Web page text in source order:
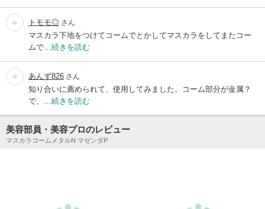
トモモ◎ さん
マスカラ下地をつけてコームでとかしてマスカラをしてまたコー
ムで… 続きを読む
あんず826 さん
知り合いに薦められて、使用してみました。コーム部分が金属？
で、… 続きを読む
美容部員・美容プロのレビュー
マスカラコームメタルN マゼンダP